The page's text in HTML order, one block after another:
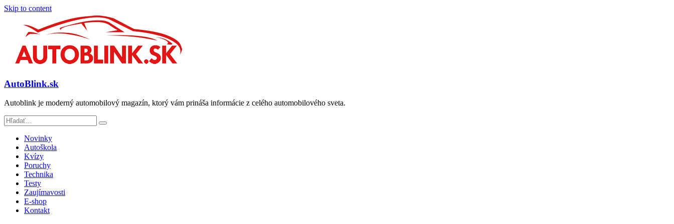
Skip to content
AutoBlink.sk
Autoblink je moderný automobilový magazín, ktorý vám prináša informácie z celého automobilového sveta.
Novinky
Autoškola
Kvízy
Poruchy
Technika
Testy
Zaujímavosti
E-shop
Kontakt